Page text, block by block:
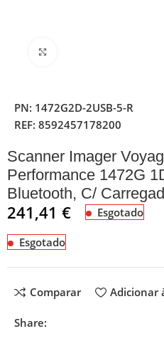
PN: 1472G2D-2USB-5-R
REF:8592457178200
Scanner Imager
Performance 1472G
Bluetooth, C/
241,41€ Esgotado
Esgotado
Comparar Adicionar
Share: